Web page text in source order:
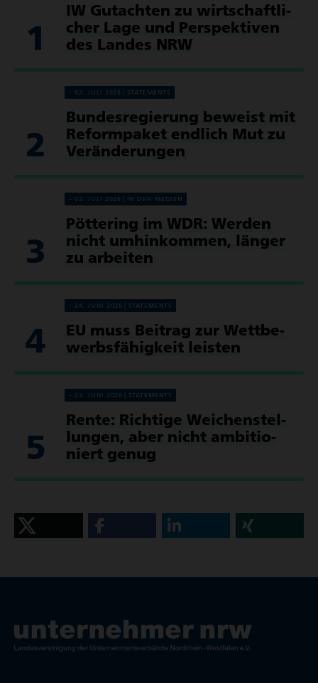
1
IW Gutachten zu wirt­schaft­li­
cher Lage und Perspek­tiven
des Landes NRW
2
02. JULI 2026 STATE­MENTS
Bundes­re­gie­rung beweist mit
Reform­paket endlich Mut zu
Verän­de­rungen
3
02. JULI 2026 IN DEN MEDIEN
Pöttering im WDR: Werden
nicht umhin­kommen, länger
zu arbeiten
4
24. JUNI 2026 STATE­MENTS
EU muss Beitrag zur Wett­be­
werbs­fä­hig­keit leisten
5
23. JUNI 2026 STATE­MENTS
Rente: Richtige Weichen­stel­
lungen, aber nicht ambi­tio­
niert genug